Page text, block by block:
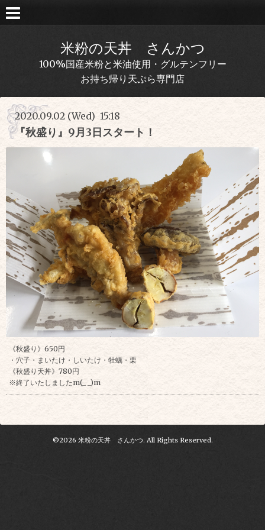
米粉の天丼 さんかつ
100%国産米粉と米油使用・グルテンフリー
お持ち帰り天ぷら専門店
2020.09.02 (Wed) 15:18
『秋盛り』9月3日スタート！
《秋盛り》650円
・穴子・まいたけ・しいたけ・牡蠣・栗
《秋盛り天丼》780円
※終了いたしましたm(_ _)m
©2026 米粉の天丼 さんかつ. All Rights Reserved.